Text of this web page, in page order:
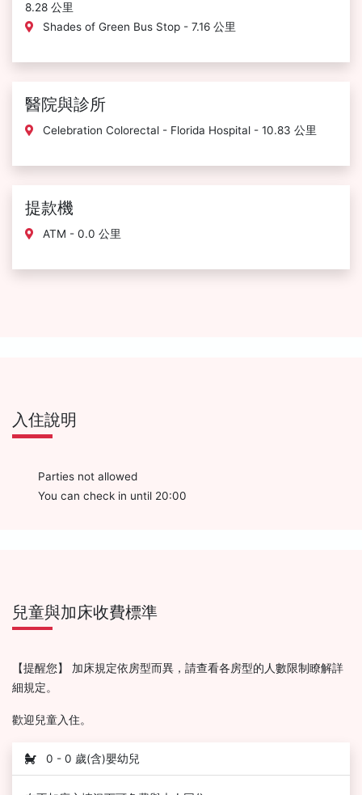
8.28 公里
Shades of Green Bus Stop - 7.16 公里
醫院與診所
Celebration Colorectal - Florida Hospital - 10.83 公里
提款機
ATM - 0.0 公里
入住說明
Parties not allowed
You can check in until 20:00
兒童與加床收費標準
【提醒您】 加床規定依房型而異，請查看各房型的人數限制瞭解詳
細規定。
歡迎兒童入住。
0 - 0 歲(含)嬰幼兒